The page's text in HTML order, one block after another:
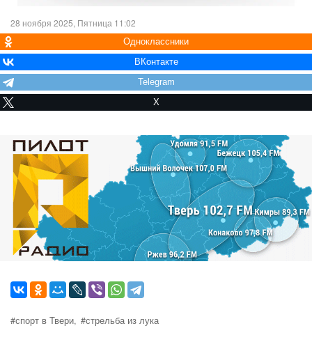
28 ноября 2025, Пятница 11:02
Одноклассники
ВКонтакте
Telegram
X
#спорт в Твери, #стрельба из лука